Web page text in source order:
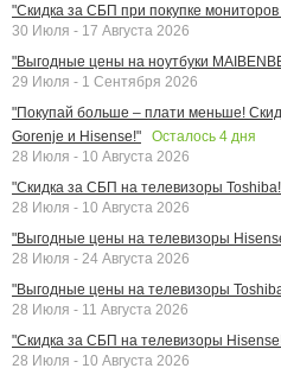
"Скидка за СБП при покупке
30 Июля - 17 Августа 2026
"Выгодные цены на ноутбуки
29 Июля - 1 Сентября 2026
"Покупай больше – плати меньше!
Gorenje и Hisense!"
Осталось 4 дня
28 Июля - 10 Августа 2026
"Скидка за СБП на телевизоры
28 Июля - 10 Августа 2026
"Выгодные цены на телевизоры
28 Июля - 24 Августа 2026
"Выгодные цены на телевизоры
28 Июля - 11 Августа 2026
"Скидка за СБП на телевизоры
28 Июля - 10 Августа 2026